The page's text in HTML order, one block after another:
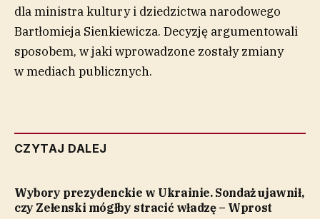
dla ministra kultury i dziedzictwa narodowego
Bartłomieja Sienkiewicza. Decyzję argumentowali
sposobem, w jaki wprowadzone zostały zmiany
w mediach publicznych.
CZYTAJ DALEJ
Wybory prezydenckie w Ukrainie. Sondaż ujawnił,
czy Zełenski mógłby stracić władzę – Wprost